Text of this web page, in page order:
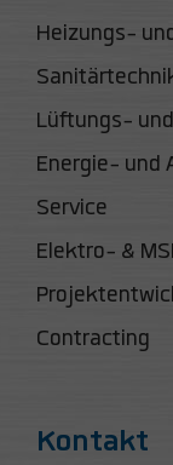
Heizungs-
Lüftungs-
Energie- und
Service
Elektro- &
Contracting
Kontakt